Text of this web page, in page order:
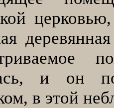
и он
в этой